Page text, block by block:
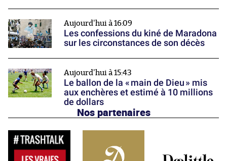
Aujourd'hui à 16:09
Les confessions du kiné de Maradona
sur les circonstances de son décès
Aujourd'hui à 15:43
Le ballon de la « main de Dieu » mis
aux enchères et estimé à 10 millions
de dollars
Nos partenaires